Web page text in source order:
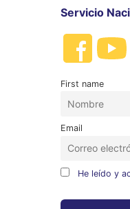
Servicio
First name
Email
He leído y